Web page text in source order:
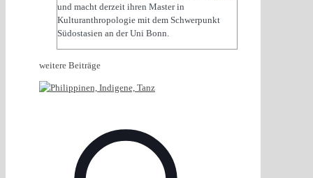
und macht derzeit ihren Master in
Kulturanthropologie mit dem Schwerpunkt
Südostasien an der Uni Bonn.
weitere Beiträge